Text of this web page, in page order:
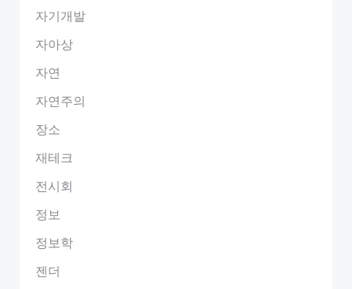
자기개발
자아상
자연
자연주의
장소
재테크
전시회
정보
정보학
젠더